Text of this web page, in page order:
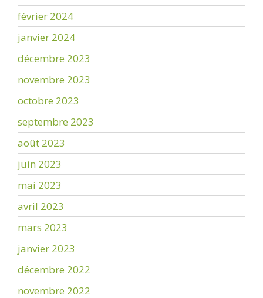
février 2024
janvier 2024
décembre 2023
novembre 2023
octobre 2023
septembre 2023
août 2023
juin 2023
mai 2023
avril 2023
mars 2023
janvier 2023
décembre 2022
novembre 2022